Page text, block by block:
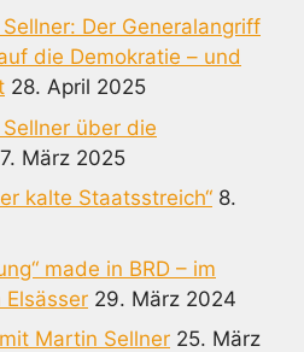
Der Generalangriff
die Demokratie – und
28. April 2025
über die
März 2025
kalte Staatsstreich“ 8.
made in BRD – im
Elsässer 29. März 2024
Martin Sellner 25. März